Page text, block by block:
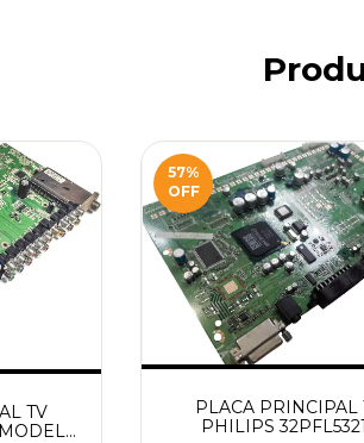
TV
57%
OFF
PLACA PRINCIPAL
PHILIPS